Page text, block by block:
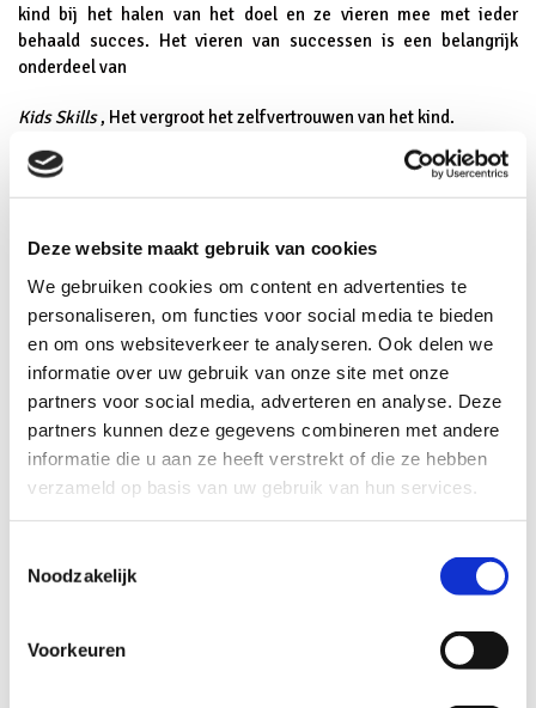
Deze website maakt gebruik van cookies
We gebruiken cookies om content en advertenties te
personaliseren, om functies voor social media te bieden
en om ons websiteverkeer te analyseren. Ook delen we
informatie over uw gebruik van onze site met onze
partners voor social media, adverteren en analyse. Deze
partners kunnen deze gegevens combineren met andere
informatie die u aan ze heeft verstrekt of die ze hebben
verzameld op basis van uw gebruik van hun services.
Noodzakelijk
Voorkeuren
kind bij het halen van het doel en ze vieren mee met ieder
behaald succes. Het vieren van successen is een belangrijk
onderdeel van
Kids Skills, Het vergroot het zelfvertrouwen van het kind.
BEN FURMAN
Het programma Kids Skills is gebaseerd op het gedachtegoed
van Ben Furman, een Finse psychiater en psychotherapeut. De
Nederlandse organisatie voor de programma’s is
Brandnewway
Terug naar overzicht